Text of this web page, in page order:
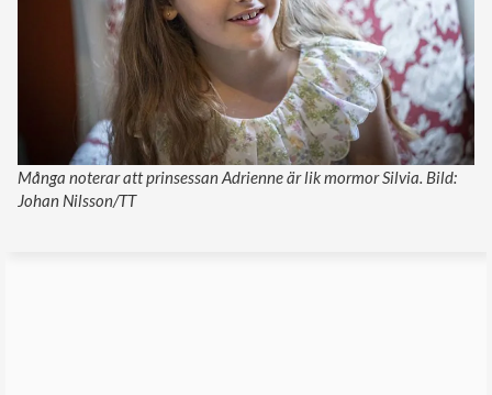
Många noterar att prinsessan Adrienne är lik mormor Silvia. Bild:
Johan Nilsson/TT